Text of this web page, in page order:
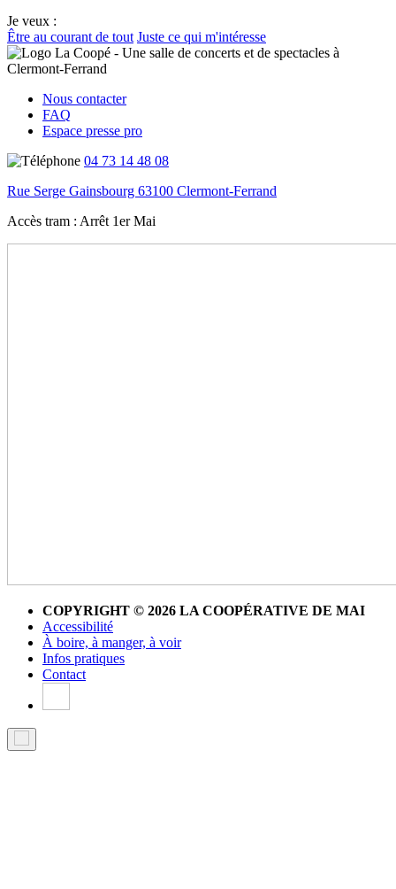
Je veux :
Être au courant de tout Juste ce qui m'intéresse
Nous contacter
FAQ
Espace presse pro
04 73 14 48 08
Rue Serge Gainsbourg 63100 Clermont-Ferrand
Accès tram : Arrêt 1er Mai
COPYRIGHT © 2026 LA COOPÉRATIVE DE MAI
Accessibilité
À boire, à manger, à voir
Infos pratiques
Contact